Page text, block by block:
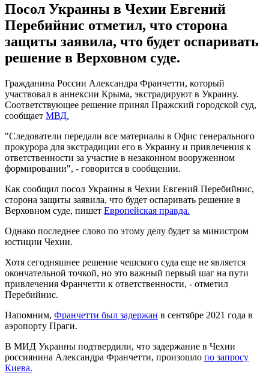
Посол Украины в Чехии Евгений
Перебийнис отметил, что сторона
защиты заявила, что будет оспаривать
решение в Верховном суде.
Гражданина России Александра Франчетти, который
участвовал в аннексии Крыма, экстрадируют в Украину.
Соответствующее решение принял Пражский городской суд,
сообщает МВД.
"Следователи передали все материалы в Офис генерального
прокурора для экстрадиции его в Украину и привлечения к
ответственности за участие в незаконном вооруженном
формировании", - говорится в сообщении.
Как сообщил посол Украины в Чехии Евгений Перебийнис,
сторона защиты заявила, что будет оспаривать решение в
Верховном суде, пишет Европейская правда.
Однако последнее слово по этому делу будет за министром
юстиции Чехии.
Хотя сегодняшнее решение чешского суда еще не является
окончательной точкой, но это важный первый шаг на пути
привлечения Франчетти к ответственности, - отметил
Перебийнис.
Напомним, Франчетти был задержан в сентябре 2021 года в
аэропорту Праги.
В МИД Украины подтвердили, что задержание в Чехии
россиянина Александра Франчетти, произошло по запросу
Киева.